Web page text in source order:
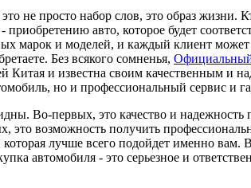
не просто набор слов, это образ
авто, которое будет
марок и моделей, и каждый клиент
Без всякого сомненья,
и известна своим качественным и
но и профессиональный сервис и
Во-первых, это качество и
это возможность получить
лучше всего подойдет именно вам.
автомобиля - это серьезное и